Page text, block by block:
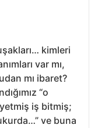
kimleri
var mı,
mı ibaret?
“o
iş bitmiş;
ve buna